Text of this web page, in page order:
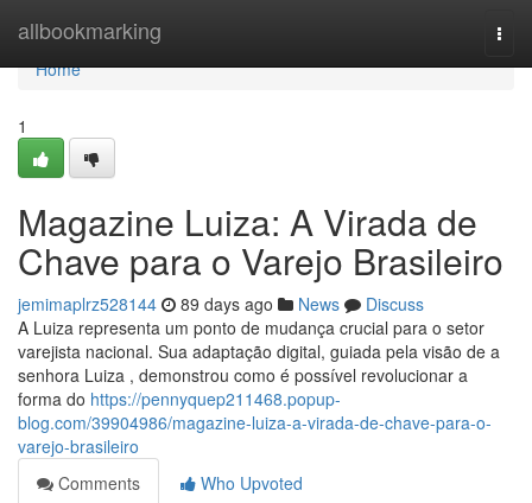
allbookmarking
Home
Home
1
Magazine Luiza: A Virada de
Chave para o Varejo Brasileiro
jemimaplrz528144 89 days ago News
Discuss
A Luiza representa um ponto de mudança crucial para o setor
varejista nacional. Sua adaptação digital, guiada pela visão de a
senhora Luiza , demonstrou como é possível revolucionar a
forma do https://pennyquep211468.popup-
blog.com/39904986/magazine-luiza-a-virada-de-chave-para-o-
varejo-brasileiro
Comments
Who Upvoted